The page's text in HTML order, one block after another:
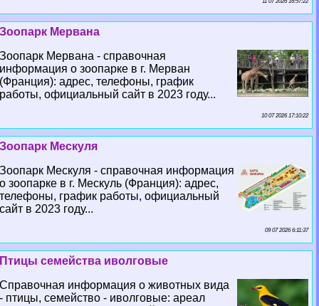
Зоопарк Мервана
Зоопарк Мервана - справочная
информация о зоопарке в г. Мерван
(Франция): адрес, телефоны, график
работы, официальный сайт в 2023 году...
10 07 2026 17:10:22
Зоопарк Мескуля
Зоопарк Мескуля - справочная информация
о зоопарке в г. Мескуль (Франция): адрес,
телефоны, график работы, официальный
сайт в 2023 году...
09 07 2026 6:11:37
Птицы семейства иволговые
Справочная информация о животных вида
- птицы, семейство - иволговые: ареал